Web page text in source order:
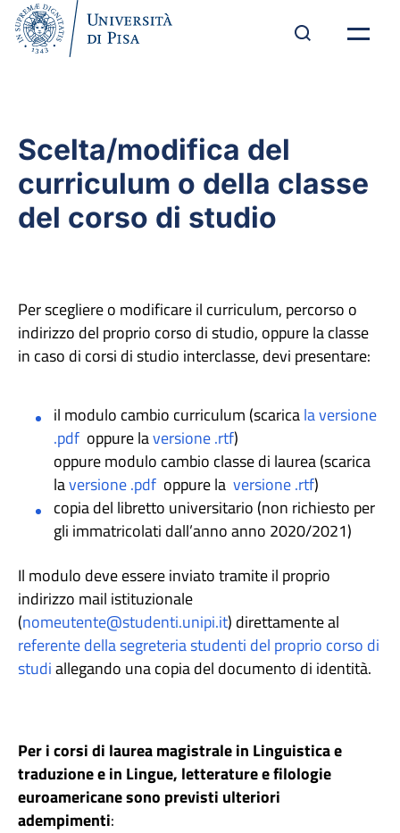
Scelta/modifica del
curriculum o della classe
del corso di studio
Per scegliere o modificare il curriculum, percorso o
indirizzo del proprio corso di studio, oppure la classe
in caso di corsi di studio interclasse, devi presentare:
il modulo cambio curriculum (scaricala versione
.pdf oppure laversione .rtf)
oppure modulo cambio classe di laurea (scarica
laversione .pdf oppure la versione .rtf)
copia del libretto universitario (non richiesto per
gli immatricolati dall’anno anno 2020/2021)
Il modulo deve essere inviato tramite il proprio
indirizzo mail istituzionale
(nomeutente@studenti.unipi.it) direttamente al
referente della segreteria studenti del proprio corso di
studiallegando una copia del documento di identità.
Per i corsi di laurea magistrale in Linguistica e
traduzione e in Lingue, letterature e filologie
euroamericanesono previsti ulteriori
adempimenti: